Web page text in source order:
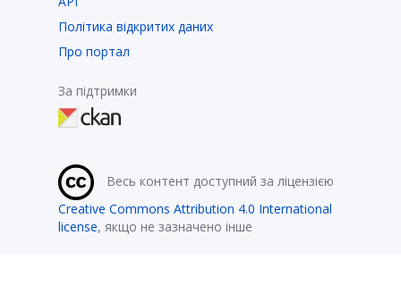
Політика відкритих даних
Про портал
За підтримки
Весь контент доступний за ліцензією
Creative Commons Attribution 4.0 International
license, якщо не зазначено інше